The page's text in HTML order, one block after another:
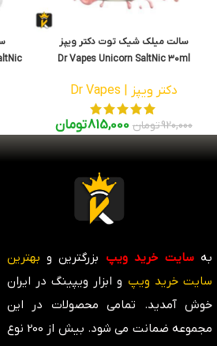
سالت میلک شیک توت دکتر ویپز
Dr Vapes Unicorn SaltNic 30ml
دکتر ویپز | Dr Vapes
920,000تومان 815,000تومان
بهسایت خرید ویپ بزرگترین و بهترین
سایت خرید ویپ و ابزار ویپینگ در ایران
خوش آمدید. تمامی محصولات در این
مجموعه ضمانت می شود. بیش از 200 نوع